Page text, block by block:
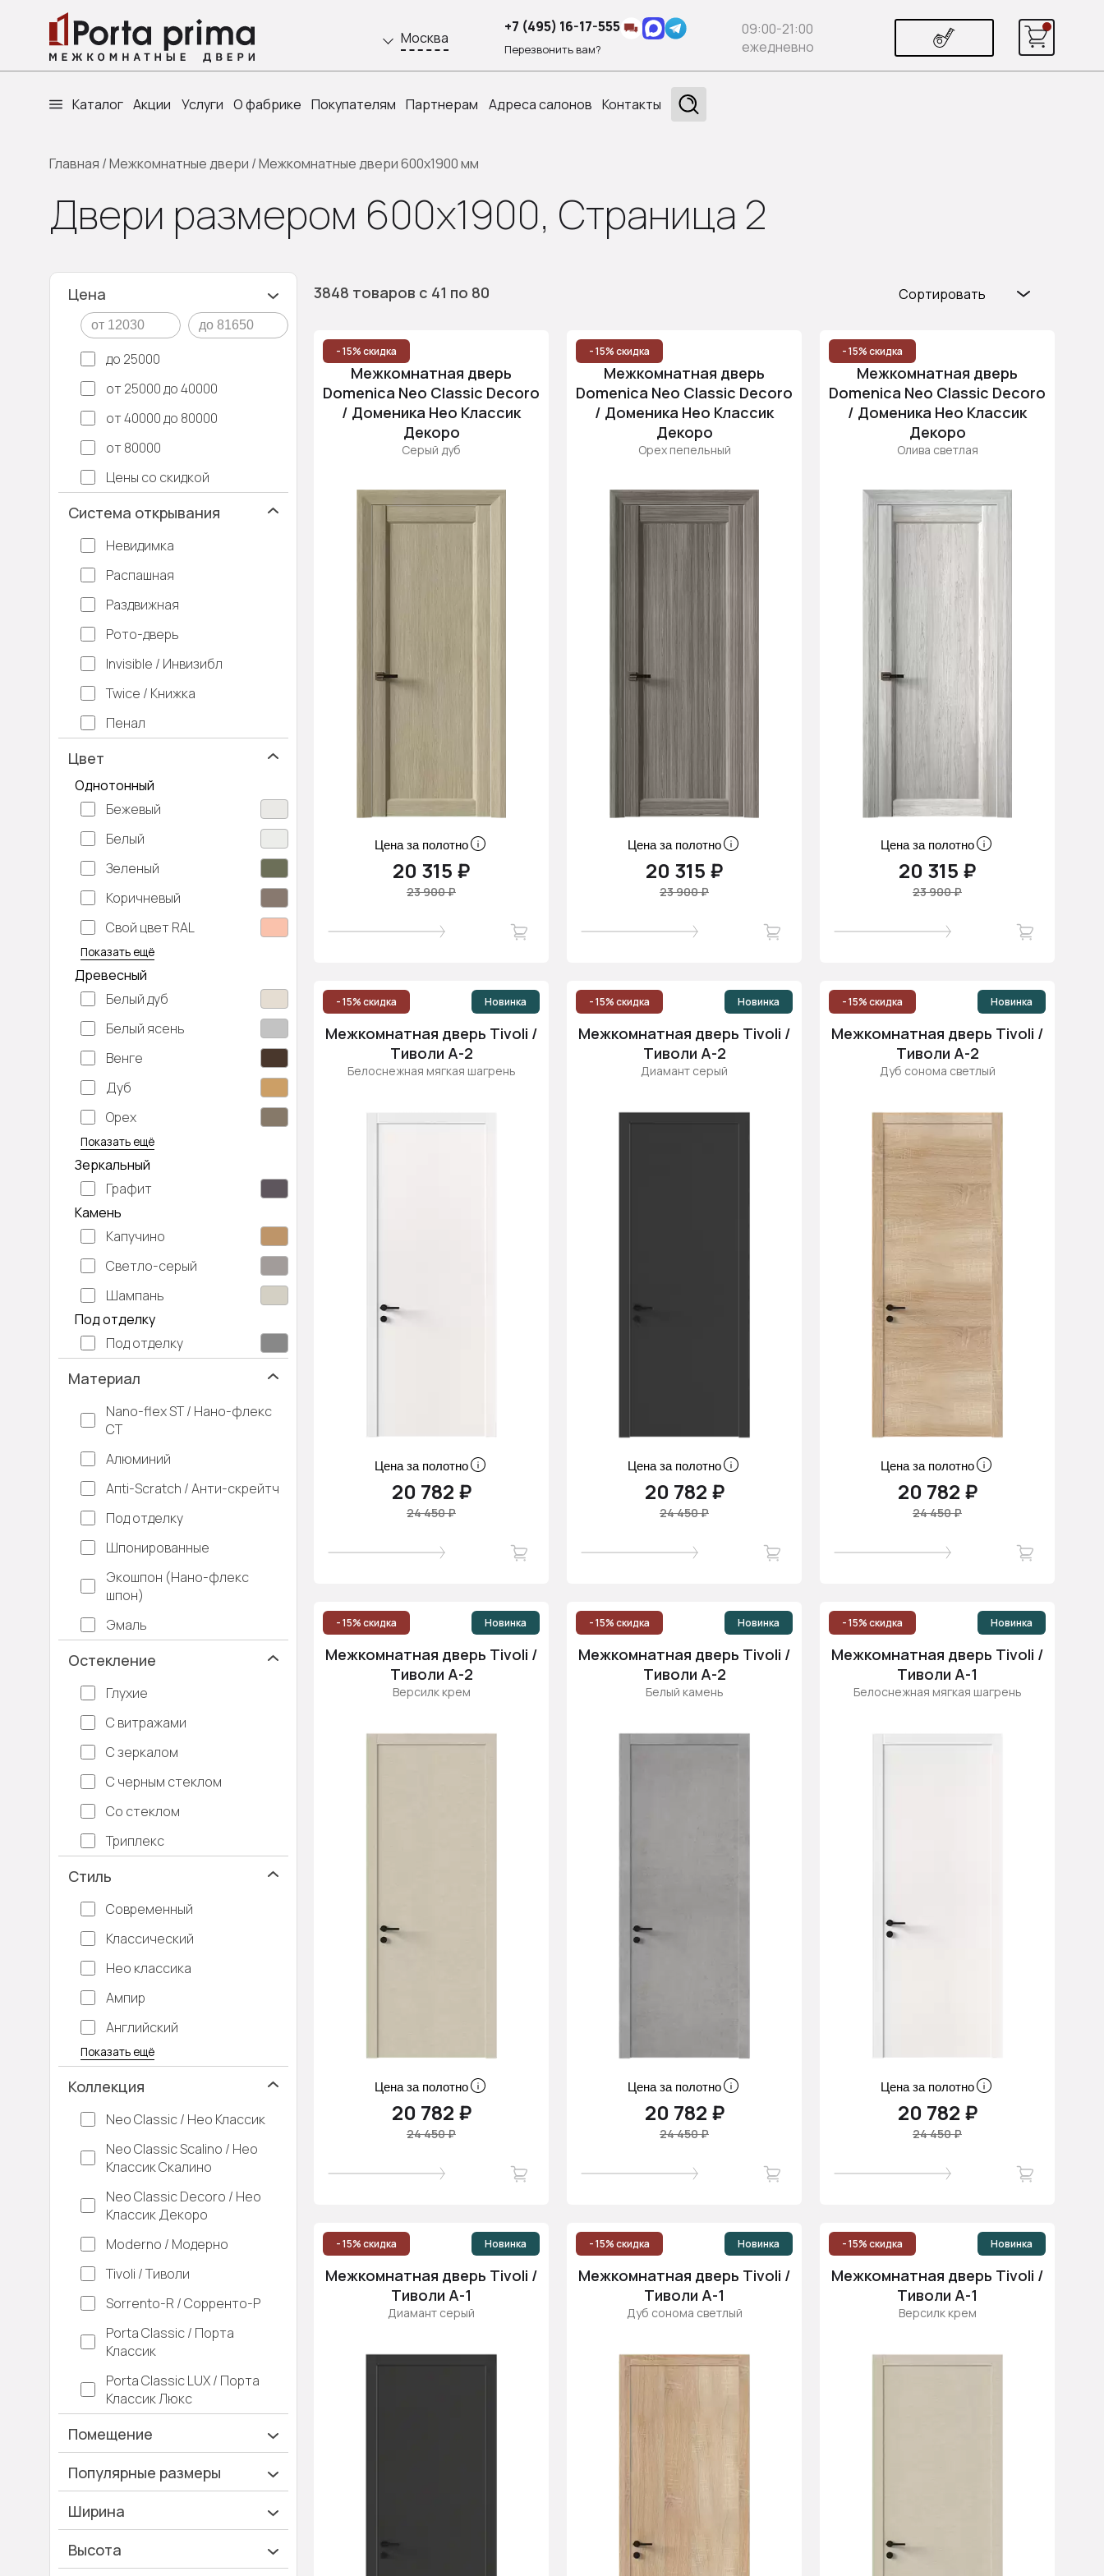
Москва
+7 (495) 16-17-555
Перезвонить вам?
09:00-21:00
ежедневно
Каталог Акции Услуги О фабрике Покупателям Партнерам Адреса салонов Контакты
Главная /Межкомнатные двери /Межкомнатные двери 600x1900 мм
Двери размером 600x1900, Страница 2
Цена
до 25000
от 25000 до 40000
от 40000 до 80000
от 80000
Цены со скидкой
Система открывания
Невидимка
Распашная
Раздвижная
Рото-дверь
Invisible / Инвизибл
Twice / Книжка
Пенал
Цвет
Однотонный
Бежевый
Белый
Зеленый
Коричневый
Свой цвет RAL
Серебристый
Серый
Темно-серый
Хаки
Черный
Показать ещё
Древесный
Белый дуб
Белый ясень
Венге
Дуб
Орех
Серый дуб
Показать ещё
Зеркальный
Графит
Камень
Капучино
Светло-серый
Шампань
Под отделку
Под отделку
Материал
Nano-flex ST / Нано-флекс
СТ
Алюминий
Апti-Sсrаtсh / Анти-скрейтч
Под отделку
Шпонированные
Экошпон (Нано-флекс
шпон)
Эмаль
Остекление
Глухие
С витражами
С зеркалом
С черным стеклом
Со стеклом
Триплекс
Стиль
Современный
Классический
Нео классика
Ампир
Английский
Багетные
Барокко
Кантри
Крашенные
Лофт
Модерн
Под старину
Прованс
Скандинавский
Современная классика
Хай-тек
Показать ещё
Коллекция
Neo Classic / Нео Классик
Neo Classic Scalino / Нео
Классик Скалино
Neo Classic Decoro / Нео
Классик Декоро
Moderno / Модерно
Tivoli / Тиволи
Sorrento-R / Сорренто-Р
Porta Classic / Порта
Классик
Porta Classic LUX / Порта
Классик Люкс
Помещение
Ванная и туалет
Гардеробная
Гостинная
Дача
Популярные размеры
600х2000
700х2000
900х2000
Ширина
Ширина 40 см
Высота
3848 товаров с 41 по 80
Сортировать
Цена (возр.)
Цена (убыв.)
Cначала новинки
Cначала скидки
- 15% скидка
Межкомнатная дверь
Domenica Neo Classic Decoro
/ Доменика Нео Классик
Декоро
Серый дуб
Цена за полотно
20 315 ₽
23 900 ₽
- 15% скидка
Межкомнатная дверь
Domenica Neo Classic Decoro
/ Доменика Нео Классик
Декоро
Орех пепельный
Цена за полотно
20 315 ₽
23 900 ₽
- 15% скидка
Межкомнатная дверь
Domenica Neo Classic Decoro
/ Доменика Нео Классик
Декоро
Олива светлая
Цена за полотно
20 315 ₽
23 900 ₽
- 15% скидка Новинка
Межкомнатная дверь Tivoli /
Тиволи А-2
Белоснежная мягкая шагрень
Цена за полотно
20 782 ₽
24 450 ₽
- 15% скидка Новинка
Межкомнатная дверь Tivoli /
Тиволи А-2
Диамант серый
Цена за полотно
20 782 ₽
24 450 ₽
- 15% скидка Новинка
Межкомнатная дверь Tivoli /
Тиволи А-2
Дуб сонома светлый
Цена за полотно
20 782 ₽
24 450 ₽
- 15% скидка Новинка
Межкомнатная дверь Tivoli /
Тиволи А-2
Версилк крем
Цена за полотно
20 782 ₽
24 450 ₽
- 15% скидка Новинка
Межкомнатная дверь Tivoli /
Тиволи А-2
Белый камень
Цена за полотно
20 782 ₽
24 450 ₽
- 15% скидка Новинка
Межкомнатная дверь Tivoli /
Тиволи А-1
Белоснежная мягкая шагрень
Цена за полотно
20 782 ₽
24 450 ₽
- 15% скидка Новинка
Межкомнатная дверь Tivoli /
Тиволи А-1
Диамант серый
- 15% скидка Новинка
Межкомнатная дверь Tivoli /
Тиволи А-1
Дуб сонома светлый
- 15% скидка Новинка
Межкомнатная дверь Tivoli /
Тиволи А-1
Версилк крем